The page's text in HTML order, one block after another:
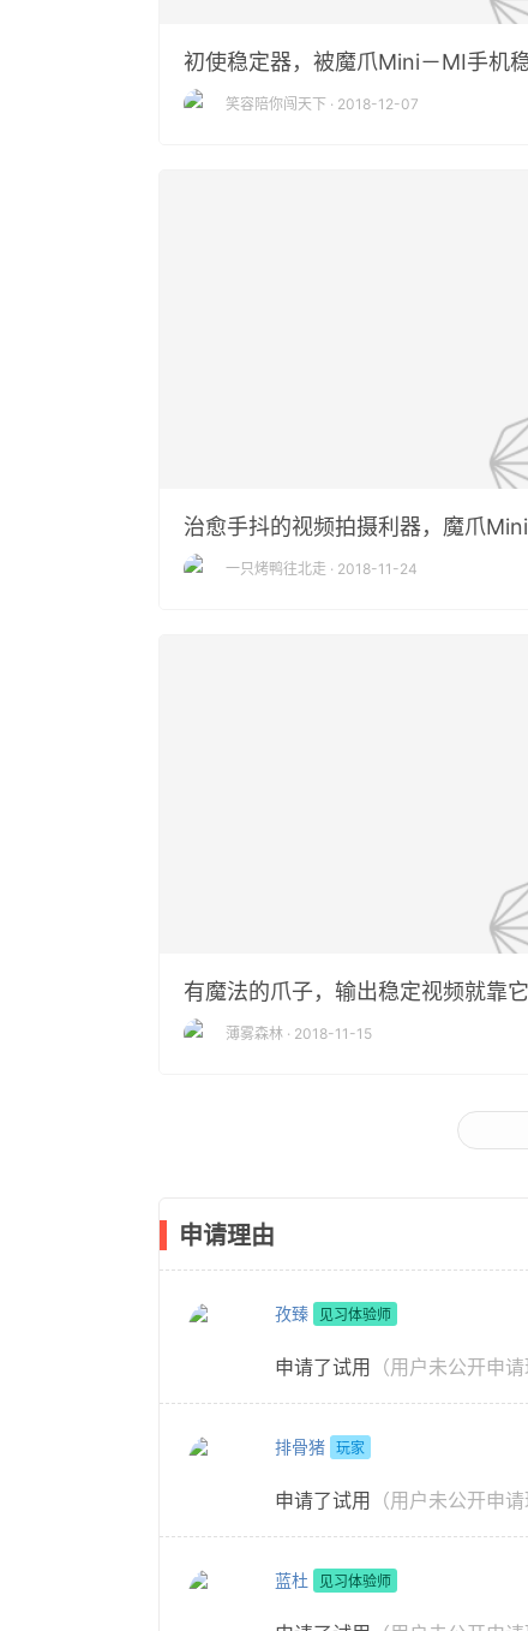
初使稳定器，被魔爪Mini－MI手机
笑容陪你闯天下 · 2018-12-07
治愈手抖的视频拍摄利器，魔爪
一只烤鸭往北走 · 2018-11-24
有魔法的爪子，输出稳定视频就靠它
薄雾森林 · 2018-11-15
申请理由
孜臻 见习体验师
申请了试用 （用户未公开申请
排骨猪 玩家
申请了试用 （用户未公开申请
蓝杜 见习体验师